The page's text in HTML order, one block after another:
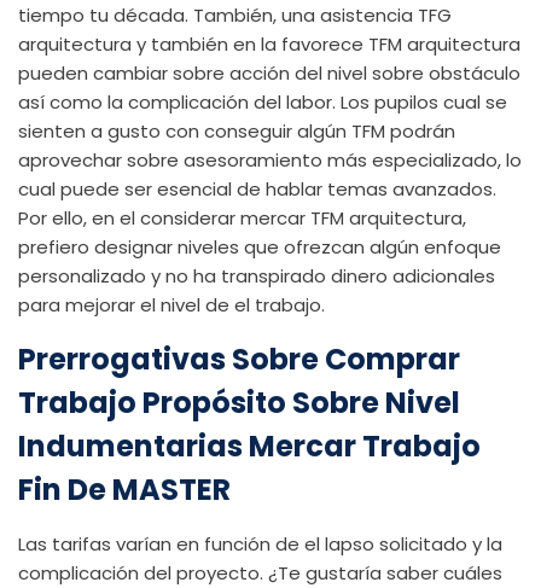
tiempo tu década. También, una asistencia TFG
arquitectura y también en la favorece TFM arquitectura
pueden cambiar sobre acción del nivel sobre obstáculo
así­ como la complicación del labor. Los pupilos cual se
sienten a gusto con conseguir algún TFM podrán
aprovechar sobre asesoramiento más especializado, lo
cual puede ser esencial de hablar temas avanzados.
Por ello, en el considerar mercar TFM arquitectura,
prefiero designar niveles que ofrezcan algún enfoque
personalizado y no ha transpirado dinero adicionales
para mejorar el nivel de el trabajo.
Prerrogativas Sobre Comprar
Trabajo Propósito Sobre Nivel
Indumentarias Mercar Trabajo
Fin De MASTER
Las tarifas varían en función de el lapso solicitado y la
complicación del proyecto. ¿Te gustaría saber cuáles